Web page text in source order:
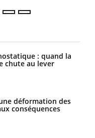
: quand la
chute au lever
déformation des
conséquences